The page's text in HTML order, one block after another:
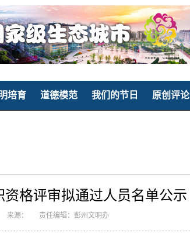
培育 道德模范 我们的节日 原创评论
格评审拟通过人员名单公示
来源： 责任编辑：彭州文明办